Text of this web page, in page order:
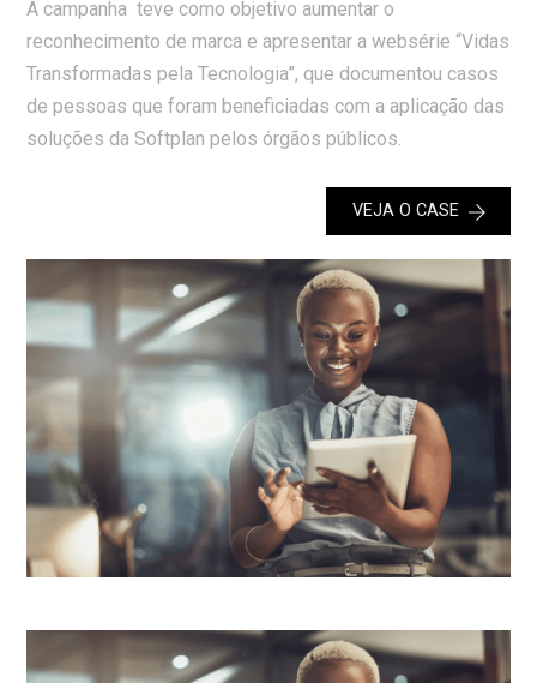
A campanha teve como objetivo aumentar o
reconhecimento de marca e apresentar a websérie “Vidas
Transformadas pela Tecnologia”, que documentou casos
de pessoas que foram beneficiadas com a aplicação das
soluções da Softplan pelos órgãos públicos.
VEJA O CASE